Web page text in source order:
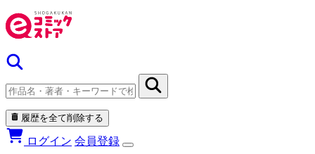
履歴を全て削除する
ログイン 会員登録